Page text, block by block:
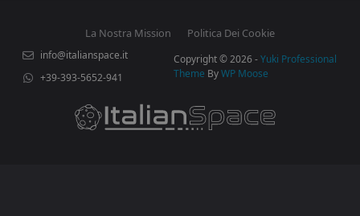
La Nostra Mission Politica Dei Cookie
info@italianspace.it
+39-393-5652-941
Copyright © 2026 -Yuki Professional
Theme ByWP Moose